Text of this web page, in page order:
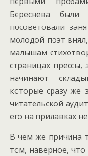
Береснева
посоветовали
молодой поэт
малышам
страницах прессы,
начинают
которые сразу же
читательской
его на прилавках
В чем же причина
том, наверное,